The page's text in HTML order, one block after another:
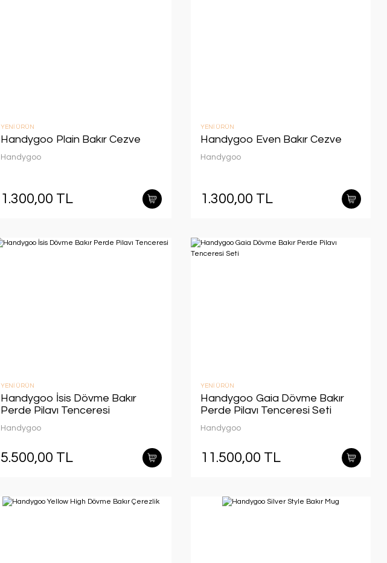
YENİ ÜRÜN
Handygoo Plain Bakır Cezve
Handygoo
1.300,00 TL
YENİ ÜRÜN
Handygoo Even Bakır Cezve
Handygoo
1.300,00 TL
YENİ ÜRÜN
Handygoo İsis Dövme Bakır
Perde Pilavı Tenceresi
Handygoo
5.500,00 TL
YENİ ÜRÜN
Handygoo Gaia Dövme Bakır
Perde Pilavı Tenceresi Seti
Handygoo
11.500,00 TL